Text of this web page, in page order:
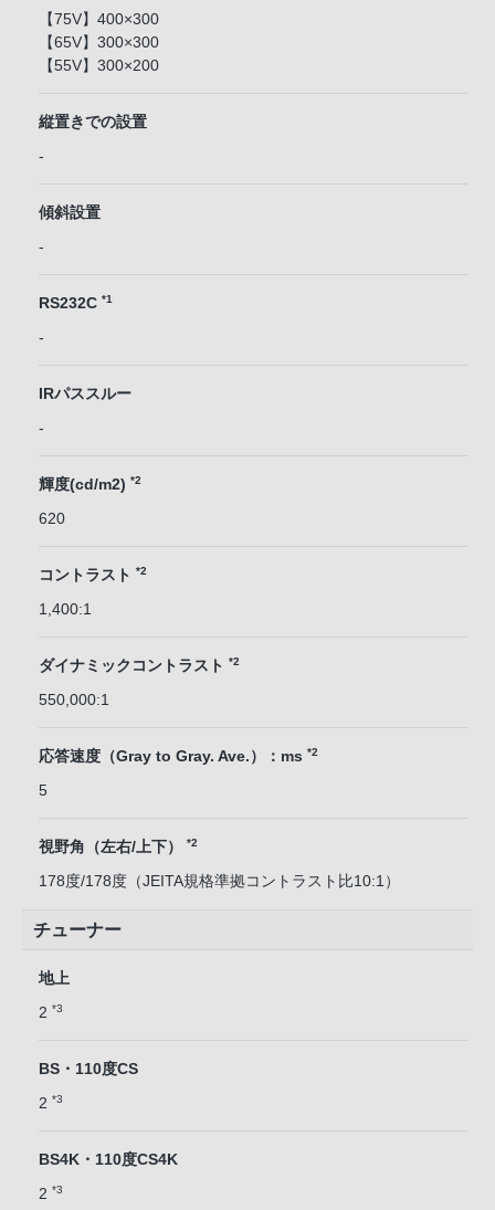
【75V】400×300
【65V】300×300
【55V】300×200
縦置きでの設置
-
傾斜設置
-
RS232C *1
-
IRパススルー
-
輝度(cd/m2) *2
620
コントラスト *2
1,400:1
ダイナミックコントラスト *2
550,000:1
応答速度（Gray to Gray. Ave.）：ms *2
5
視野角（左右/上下） *2
178度/178度（JEITA規格準拠コントラスト比10:1）
チューナー
地上
2 *3
BS・110度CS
2 *3
BS4K・110度CS4K
2 *3